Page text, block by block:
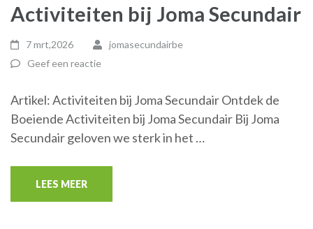
Activiteiten bij Joma Secundair
7 mrt,2026
jomasecundairbe
Geef een reactie
Artikel: Activiteiten bij Joma Secundair Ontdek de
Boeiende Activiteiten bij Joma Secundair Bij Joma
Secundair geloven we sterk in het …
LEES MEER